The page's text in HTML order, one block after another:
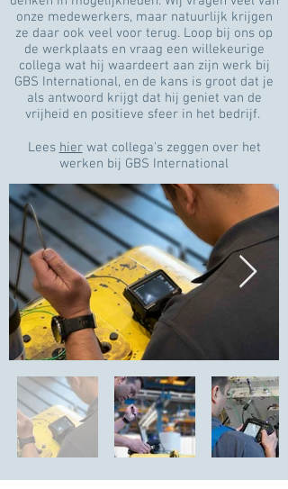
onze medewerkers, maar natuurlijk krijgen
ze daar ook veel voor terug. Loop bij ons op
de werkplaats en vraag een willekeurige
collega wat hij waardeert aan zijn werk bij
GBS International, en de kans is groot dat je
als antwoord krijgt dat hij geniet van de
vrijheid en positieve sfeer in het bedrijf.
Lees hierwat collega's zeggen over het
werken bij GBS International